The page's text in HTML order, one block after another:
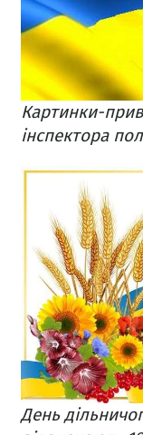
Картинки-
інспектора
День